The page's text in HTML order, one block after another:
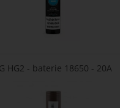
HG2 - baterie 18650 - 20A